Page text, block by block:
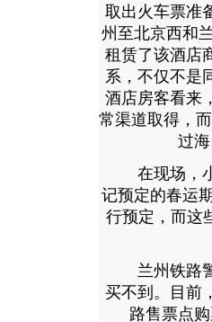
取出火车票准
州至北京西和
租赁了该酒店
系，不仅不是
酒店房客看来
常渠道取得，
过
在现场，小
记预定的春运
行预定，而这
兰州铁路警
买不到。目前
路售票点